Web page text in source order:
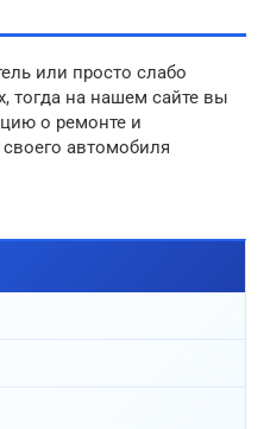
или просто слабо
тогда на нашем сайте вы
о ремонте и
автомобиля